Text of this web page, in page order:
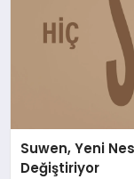
Suwen, Yeni
Değiştiriyor